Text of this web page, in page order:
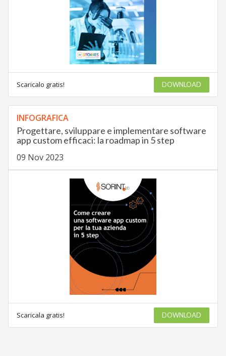
Scaricalo gratis! DOWNLOAD
INFOGRAFICA
Progettare, sviluppare e implementare software
app custom efficaci: la roadmap in 5 step
09 Nov 2023
Scaricala gratis! DOWNLOAD